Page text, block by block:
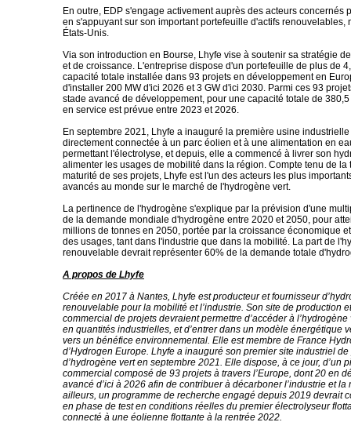
En outre, EDP s'engage activement auprès des acteurs concernés
en s'appuyant sur son important portefeuille d'actifs renouvelables,
États-Unis.
Via son introduction en Bourse, Lhyfe vise à soutenir sa stratégie
et de croissance. L'entreprise dispose d'un portefeuille de plus de
capacité totale installée dans 93 projets en développement en
d'installer 200 MW d'ici 2026 et 3 GW d'ici 2030. Parmi ces 93
stade avancé de développement, pour une capacité totale de
en service est prévue entre 2023 et 2026.
En septembre 2021, Lhyfe a inauguré la première usine
directement connectée à un parc éolien et à une alimentation en
permettant l'électrolyse, et depuis, elle a commencé à livrer son
alimenter les usages de mobilité dans la région. Compte tenu de la
maturité de ses projets, Lhyfe est l'un des acteurs les plus
avancés au monde sur le marché de l'hydrogène vert.
La pertinence de l'hydrogène s'explique par la prévision d'une
de la demande mondiale d'hydrogène entre 2020 et 2050, pour
millions de tonnes en 2050, portée par la croissance économique
des usages, tant dans l'industrie que dans la mobilité. La part de
renouvelable devrait représenter 60% de la demande totale
A propos de Lhyfe
Créée en 2017 à Nantes, Lhyfe est producteur et fournisseur
renouvelable pour la mobilité et l’industrie. Son site de production
commercial de projets devraient permettre d’accéder à
en quantités industrielles, et d’entrer dans un modèle énergétique
vers un bénéfice environnemental. Elle est membre de France
d’Hydrogen Europe. Lhyfe a inauguré son premier site industriel
d’hydrogène vert en septembre 2021. Elle dispose, à ce jour, d’un
commercial composé de 93 projets à travers l’Europe, dont 20 en
avancé d’ici à 2026 afin de contribuer à décarboner l’industrie et la
ailleurs, un programme de recherche engagé depuis 2019 devrait
en phase de test en conditions réelles du premier électrolyseur
connecté à une éolienne flottante à la rentrée 2022.